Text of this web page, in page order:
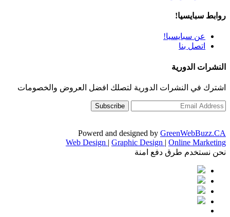
روابط سبايسيا!
عن سبايسيا!
اتصل بنا
النشرات الدورية
اشترك في النشرات الدورية لتصلك افضل العروض والخصومات
Powerd and designed by GreenWebBuzz.CA
Web Design | Graphic Design | Online Marketing
نحن نستخدم طرق دفع امنة